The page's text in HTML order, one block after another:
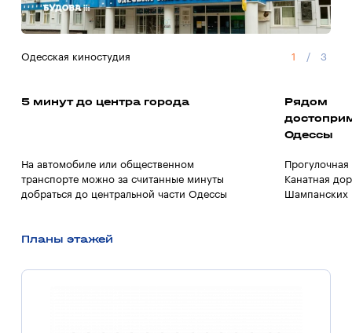
Одесская киностудия 1 / 3
5 минут до центра города
На автомобиле или общественном
транспорте можно за считанные минуты
добраться до центральной части Одессы
Рядом
Одессы
Прогулочная
Канатная
Шампанских
Планы этажей